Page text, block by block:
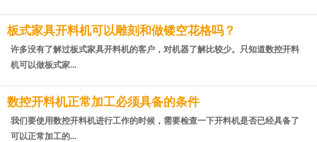
板式家具开料机可以雕刻和做镂空花格吗？
许多没有了解过板式家具开料机的客户，对机器了解比较少。只知道数控开料
机可以做板式家...
数控开料机正常加工必须具备的条件
我们要使用数控开料机进行工作的时候，需要检查一下开料机是否已经具备了
可以正常加工的...